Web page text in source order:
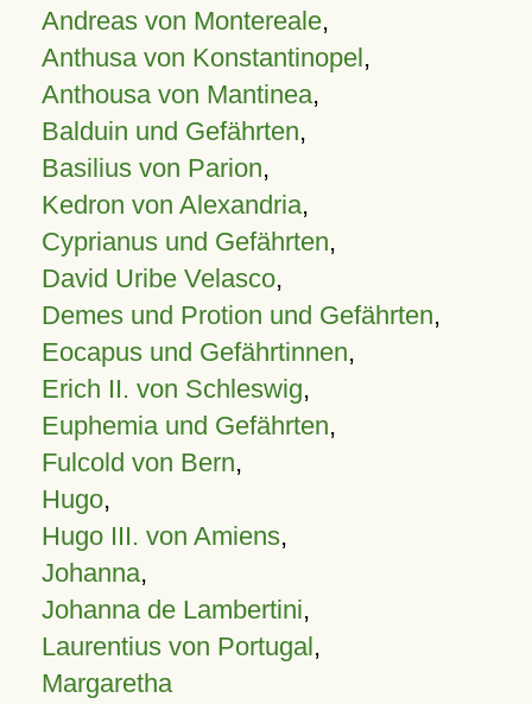
Andreas von Montereale,
Anthusa von Konstantinopel,
Anthousa von Mantinea,
Balduin und Gefährten,
Basilius von Parion,
Kedron von Alexandria,
Cyprianus und Gefährten,
David Uribe Velasco,
Demes und Protion und Gefährten,
Eocapus und Gefährtinnen,
Erich II. von Schleswig,
Euphemia und Gefährten,
Fulcold von Bern,
Hugo,
Hugo III. von Amiens,
Johanna,
Johanna de Lambertini,
Laurentius von Portugal,
Margaretha